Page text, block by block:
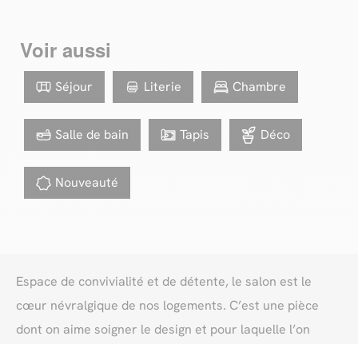
Voir aussi
Séjour Literie Chambre
Salle de bain Tapis Déco
Nouveauté
Espace de convivialité et de détente, le salon est le
cœur névralgique de nos logements. C’est une pièce
dont on aime soigner le design et pour laquelle l’on